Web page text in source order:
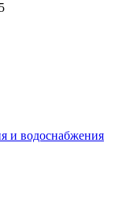
и водоснабжения